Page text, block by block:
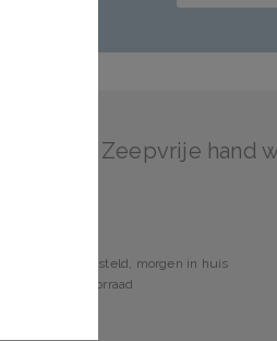
Dermolin Zeepvrije hand
Voor 15:00 besteld, morgen in huis
3 stuks op voorraad